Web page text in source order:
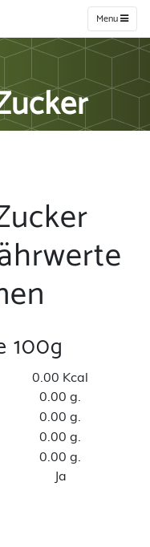
Menu
100g
0.00 Kcal
0.00 g.
0.00 g.
0.00 g.
0.00 g.
Ja